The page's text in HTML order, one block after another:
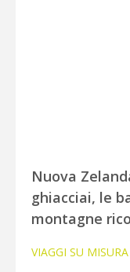
Nuova
ghiacciai, le
montagne
VIAGGI SU MISURA